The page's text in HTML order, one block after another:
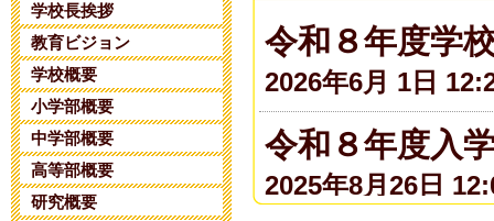
学校長挨拶
教育ビジョン
学校概要
小学部概要
中学部概要
高等部概要
研究概要
令和８年度学
2026年6月 1日
令和８年度入
2025年8月26日